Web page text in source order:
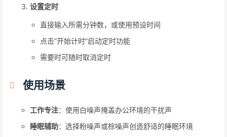
设置定时
直接输入所需分钟数，或使用预设时间
点击”开始计时”启动定时功能
需要时可随时取消定时
使用场景
工作专注：使用白噪声掩盖办公环境的干扰声
睡眠辅助：选择粉噪声或棕噪声创造舒适的睡眠环境